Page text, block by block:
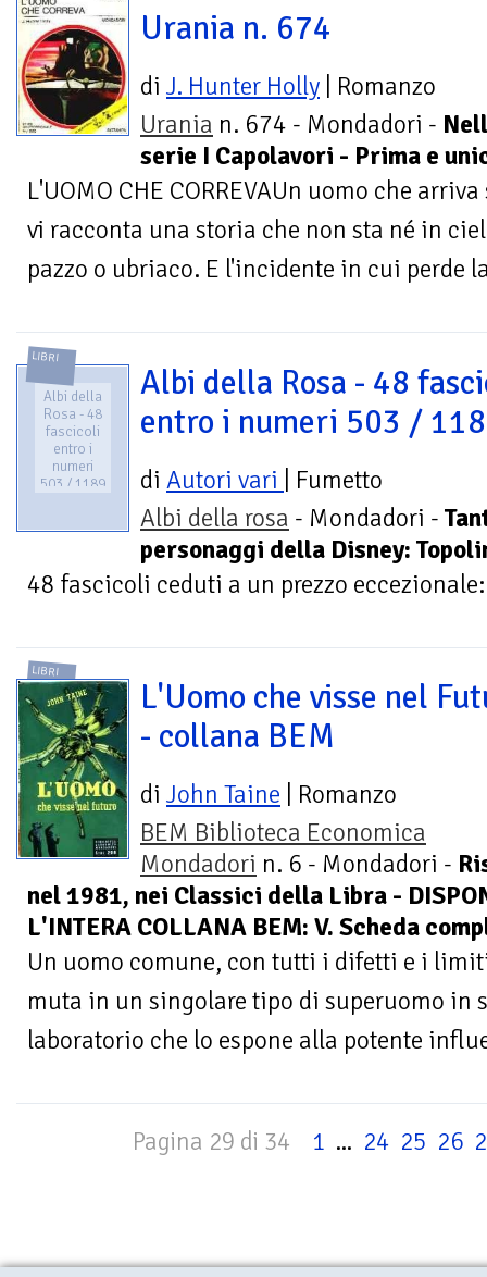
Urania n. 674
di J. Hunter Holly | Romanzo
Urania n. 674 - Mondadori -
serie I Capolavori - Prima e
L'UOMO CHE CORREVAUn uomo che
vi racconta una storia che non sta né in
pazzo o ubriaco. E l'incidente in cui perde
LIBRI
Albi della
Rosa - 48
fascicoli
entro i
numeri
503 / 1189
Albi della Rosa - 48
entro i numeri 503 /
di Autori vari
| Fumetto
Albi della rosa - Mondadori -
personaggi della Disney:
48 fascicoli ceduti a un prezzo
LIBRI
L'Uomo che visse nel
- collana BEM
di John Taine | Romanzo
BEM Biblioteca Economica
Mondadori n. 6 - Mondadori -
nel 1981, nei Classici della Libra -
L'INTERA COLLANA BEM: V. Scheda
Un uomo comune, con tutti i difetti e i
muta in un singolare tipo di superuomo in
laboratorio che lo espone alla potente
Pagina 29 di 34 1 ... 24 25 26